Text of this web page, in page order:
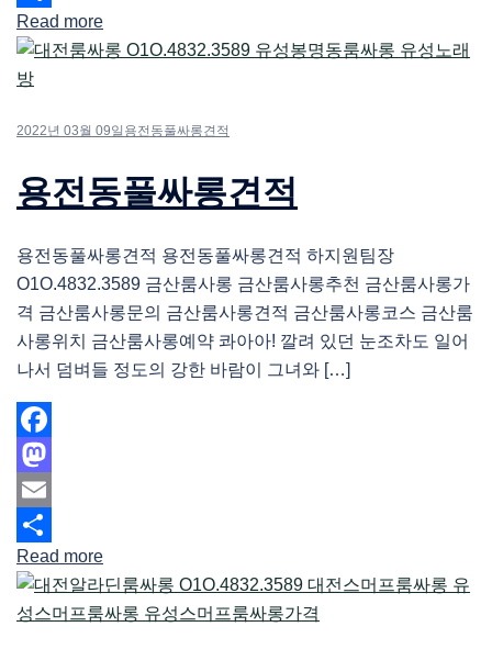
Share
Read more
2022년 03월 09일 용전동풀싸롱견적
용전동풀싸롱견적
용전동풀싸롱견적 용전동풀싸롱견적 하지원팀장
O1O.4832.3589 금산룸사롱 금산룸사롱추천 금산룸사롱가
격 금산룸사롱문의 금산룸사롱견적 금산룸사롱코스 금산룸
사롱위치 금산룸사롱예약 콰아아! 깔려 있던 눈조차도 일어
나서 덤벼들 정도의 강한 바람이 그녀와 […]
Facebook
Mastodon
Email
Share
Read more